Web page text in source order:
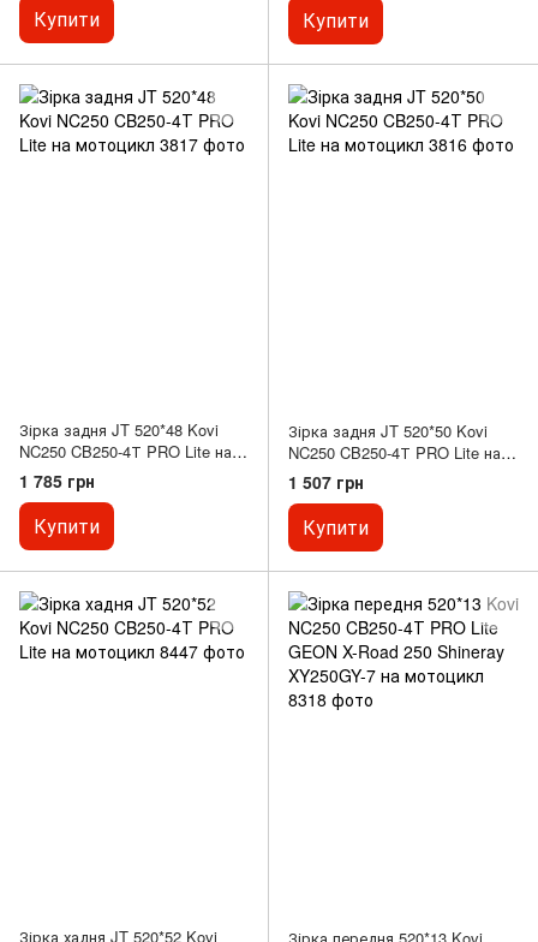
Купити Купити
Зірка задня JT 520*48 Kovi
NC250 CB250-4Т PRO Lite на
мотоцикл
1 785 грн
Купити
Зірка задня JT 520*50 Kovi
NC250 CB250-4Т PRO Lite на
мотоцикл
1 507 грн
Купити
Зірка хадня JT 520*52 Kovi